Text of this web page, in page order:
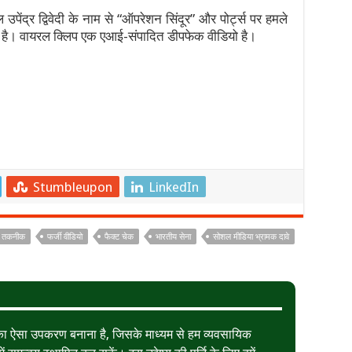
उपेंद्र द्विवेदी के नाम से “ऑपरेशन सिंदूर” और पोर्ट्स पर हमले
वायरल क्लिप एक एआई-संपादित डीपफेक वीडियो है।
Stumbleupon LinkedIn
फर्जी वीडियो फैक्ट चेक भारतीय सेना सोशल मीडिया भ्रामक दावे
ऐसा उपकरण बनाना है, जिसके माध्यम से हम व्यवसायिक